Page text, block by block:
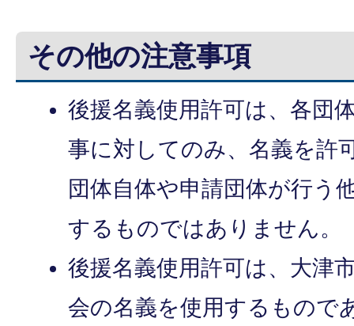
その他の注意事項
後援名義使用許可は、各団
事に対してのみ、名義を許
団体自体や申請団体が行う
するものではありません。
後援名義使用許可は、大津
会の名義を使用するもので